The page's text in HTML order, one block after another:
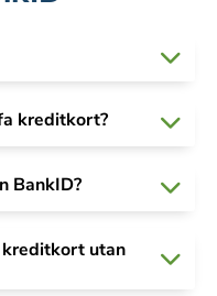
kreditkort?
BankID?
utan